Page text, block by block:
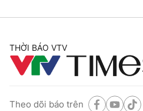
THỜI BÁO VTV
Theo dõi báo trên